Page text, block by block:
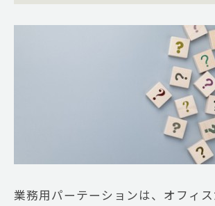
業務用パーテーションは、オフィス